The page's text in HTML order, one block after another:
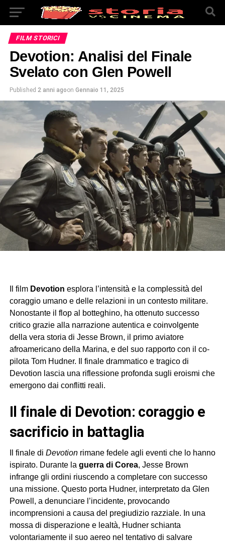
FILM STORICI
Devotion: Analisi del Finale
Svelato con Glen Powell
Published 2 anni agoon Gennaio 11, 2025
Il film Devotion esplora l’intensità e la complessità del
coraggio umano e delle relazioni in un contesto militare.
Nonostante il flop al botteghino, ha ottenuto successo
critico grazie alla narrazione autentica e coinvolgente
della vera storia di Jesse Brown, il primo aviatore
afroamericano della Marina, e del suo rapporto con il co-
pilota Tom Hudner. Il finale drammatico e tragico di
Devotion lascia una riflessione profonda sugli eroismi che
emergono dai conflitti reali.
Il finale di Devotion: coraggio e
sacrificio in battaglia
Il finale di Devotionrimane fedele agli eventi che lo hanno
ispirato. Durante la guerra di Corea, Jesse Brown
infrange gli ordini riuscendo a completare con successo
una missione. Questo porta Hudner, interpretato da Glen
Powell, a denunciare l’incidente, provocando
incomprensioni a causa del pregiudizio razziale. In una
mossa di disperazione e lealtà, Hudner schianta
volontariamente il suo aereo nel tentativo di salvare